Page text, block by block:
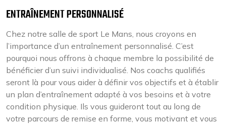
ENTRAÎNEMENT PERSONNALISÉ
Chez notre salle de sport Le Mans, nous croyons en
l’importance d’un entraînement personnalisé. C’est
pourquoi nous offrons à chaque membre la possibilité de
bénéficier d’un suivi individualisé. Nos coachs qualifiés
seront là pour vous aider à définir vos objectifs et à établir
un plan d’entraînement adapté à vos besoins et à votre
condition physique. Ils vous guideront tout au long de
votre parcours de remise en forme, vous motivant et vous